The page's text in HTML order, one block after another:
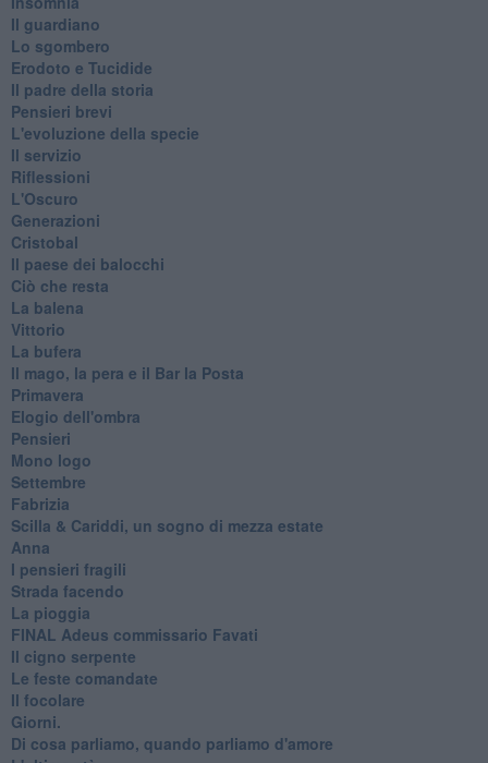
Il guardiano
Lo sgombero
Erodoto e Tucidide
Il padre della storia
Pensieri brevi
L'evoluzione della specie
Il servizio
Riflessioni
L'Oscuro
Generazioni
Cristobal
Il paese dei balocchi
Ciò che resta
La balena
Vittorio
La bufera
Il mago, la pera e il Bar la Posta
Primavera
Elogio dell'ombra
Pensieri
Mono logo
Settembre
Fabrizia
​Scilla & Cariddi, un sogno di mezza estate
Anna
I pensieri fragili
Strada facendo
La pioggia
FINAL Adeus commissario Favati
Il cigno serpente
Le feste comandate
Il focolare
Giorni.
Di cosa parliamo, quando parliamo d'amore